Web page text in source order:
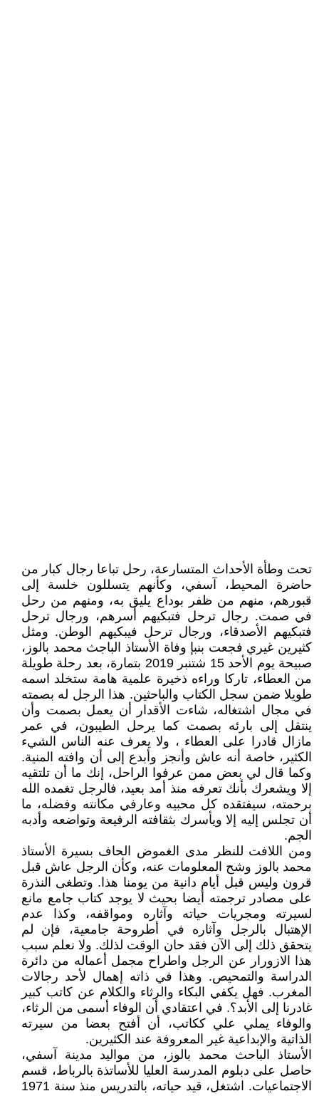
تحت وطأة الأحداث المتسارعة، رحل تباعا رجال كبار من
حاضرة المحيط، آسفي، وكأنهم يتسللون خلسة إلى
قبورهم، منهم من ظفر بوداع يليق به، ومنهم من رحل
في صمت. رجال ترحل فتبكيهم أسرهم، ورجال ترحل
فتبكيهم الأصدقاء، ورجال ترحل فيبكيهم الوطن. ومثل
كثيرين غيري فجعت بنبإ وفاة الأستاذ الباجث محمد بالوز،
صبيحة يوم الأحد 15 شتنبر 2019 بتمارة، بعد رحلة طويلة
من العطاء، تاركا وراءه ذخيرة علمية هامة ستخلد اسمه
طويلا ضمن سجل الكتاب والباحثين. هذا الرجل له بصمته
في مجال اشتغاله، شاءت الأقدار أن يعمل بصمت وأن
ينتقل إلى بارئه بصمت كما يرحل الطيبون، في عمر
مازال قادرا على العطاء ، ولا يعرف عنه الناس الشيء
الكثير، خاصة أنه عاش وأنجز وأبدع إلى أن وافته المنية.
وكما قال لي بعض ممن عرفوا الراحل، إنك ما أن تلتقيه
إلا ويشعرك بأنك تعرفه منذ أمد بعيد، فالرجل تغمده الله
برحمته، سيفتقده كل محبيه وعارفي مكانته وفضله، ما
أن تجلس إليه إلا ويأسرك بثقافته الرفيعة وتواضعه وأدبه
الجم.
ومن اللافت للنظر مدى الغموض الحاف بسيرة الأستاذ
محمد بالوز وشح المعلومات عنه، وكأن الرجل عاش قبل
قرون وليس قبل أيام دانية من يومنا هذا. وتطغى النذرة
على مصادر ترجمته أيضا بحيث لا يوجد كتاب جامع مانع
لسيرته ومجريات حياته وآثاره ومواقفه، وكذا عدم
الإهتبال بالرجل وآثاره في أطروحة جامعية، فإن لم
يتحقق ذلك إلى الآن فقد حان الوقت لذلك. ولا نعلم سبب
هذا الازورار عن الرجل واطراح مجمل أعماله من دائرة
الدراسة والتمحيص. وهذا في ذاته إهمال لأحد رجالات
المغرب. فهل يكفي البكاء والرثاء والكلام عن كاتب كبير
غادرنا إلى الأبد؟. في اعتقادي أن الوفاء أسمى من الرثاء،
والوفاء يملي علي ككاتب، أن أفتح بعضا من سيرته
الذاتية والإبداعية غير المعروفة عند الكثيرين.
الأستاذ الباحث محمد بالوز، من مواليد مدينة آسفي،
حاصل على دبلوم المدرسة العليا للأساتذة بالرباط، قسم
الاجتماعيات. اشتغل، قيد حياته، بالتدريس منذ سنة 1971